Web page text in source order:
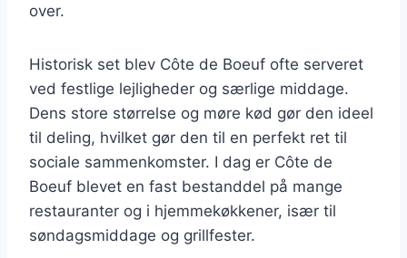
over.
Historisk set blev Côte de Boeuf ofte serveret
ved festlige lejligheder og særlige middage.
Dens store størrelse og møre kød gør den ideel
til deling, hvilket gør den til en perfekt ret til
sociale sammenkomster. I dag er Côte de
Boeuf blevet en fast bestanddel på mange
restauranter og i hjemmekøkkener, især til
søndagsmiddage og grillfester.